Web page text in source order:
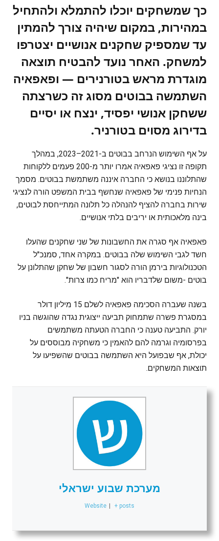
כך שמשחקים יוכלו להתמלא ולהתחיל
במהירות, במקום שיהיה צורך להמתין
עד שמספיק שחקנים אנושיים יצטרפו
למשחק. האחר נועד להבטיח תוצאה
מוגדרת מראש בטורנירים — ופאפאיה
השתמשה בבוטים מסוג זה כשרצתה
ששחקן אנושי יפסיד, ינצח או יסיים
בדירוג מסוים בטורניר.
על אף השימוש הנרחב בבוטים ב-2021–2023, במהלך
תקופה זו נציגי פאפאיה אמרו יותר מ-200 פעמים ללקוחות
שהתלוננו בנושא כי החברה איננה משתמשת בבוטים. מסמך
הנחיות פנימי של פאפאיה שנחשף בבית המשפט הורה לנציגי
שירות בחברה להציף להנהלה כל תלונה המתייחסת לבוטים,
בינה מלאכותית או יריבים בלתי אנושיים.
פאפאיה אף סגרה את החשבונות של שני שחקנים שהעלו
חשד לגבי השימוש שלה בבוטים. במקרה אחד, סמנכ"ל
הטכנולוגיות בירמן הורה לסגור חשבון של שחקן שהתלונן על
בוטים -משום שלדבריו הוא "מריח כמו צרות".
בשנה שעברה הסכימה פאפאיה לשלם 15 מיליון דולר
במסגרת פשרה שתמחוק תביעה ייצוגית נגדה שהוגשה בניו
יורק. התביעה טענה כי החברה הטעתה משתמשים
בפרסומיה וגרמה להם להאמין כי משחקיה מבוססים על
יכולת, אף שבפועל היא השתמשה בבוטים שהשפיעו על
תוצאות המשחקים.
מערכת שבוע ישראלי
Website + posts